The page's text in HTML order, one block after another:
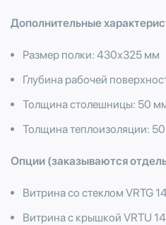
Дополнительные
Размер полки: 430х325 мм
Глубина рабочей
Толщина столешницы: 50
Толщина теплоизоляции:
Опции (заказываются
Витрина со стеклом VRTG
Витрина с крышкой VRTU